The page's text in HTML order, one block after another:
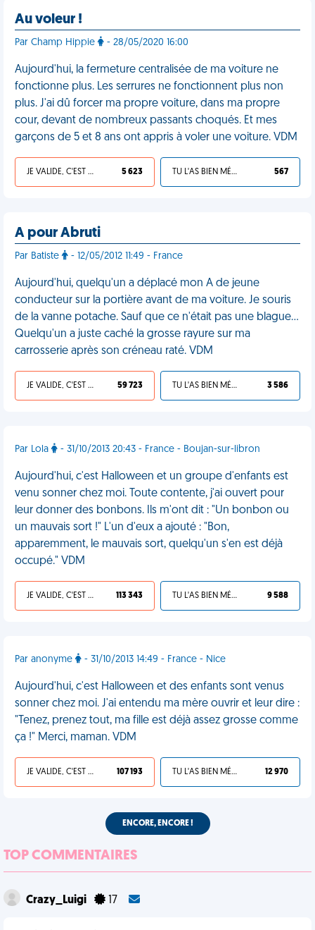
Au voleur !
Par Champ Hippie - 28/05/2020 16:00
Aujourd'hui, la fermeture centralisée de ma voiture ne
fonctionne plus. Les serrures ne fonctionnent plus non
plus. J'ai dû forcer ma propre voiture, dans ma propre
cour, devant de nombreux passants choqués. Et mes
garçons de 5 et 8 ans ont appris à voler une voiture. VDM
JE VALIDE, C'EST UNE VDM 5 623 TU L'AS BIEN MÉRITÉ 567
A pour Abruti
Par Batiste - 12/05/2012 11:49 - France
Aujourd'hui, quelqu'un a déplacé mon A de jeune
conducteur sur la portière avant de ma voiture. Je souris
de la vanne potache. Sauf que ce n'était pas une blague...
Quelqu'un a juste caché la grosse rayure sur ma
carrosserie après son créneau raté. VDM
JE VALIDE, C'EST UNE VDM 59 723 TU L'AS BIEN MÉRITÉ 3 586
Par Lola - 31/10/2013 20:43 - France - Boujan-sur-libron
Aujourd'hui, c'est Halloween et un groupe d'enfants est
venu sonner chez moi. Toute contente, j'ai ouvert pour
leur donner des bonbons. Ils m'ont dit : "Un bonbon ou
un mauvais sort !" L'un d'eux a ajouté : "Bon,
apparemment, le mauvais sort, quelqu'un s'en est déjà
occupé." VDM
JE VALIDE, C'EST UNE VDM 113 343 TU L'AS BIEN MÉRITÉ 9 588
Par anonyme - 31/10/2013 14:49 - France - Nice
Aujourd'hui, c'est Halloween et des enfants sont venus
sonner chez moi. J'ai entendu ma mère ouvrir et leur dire :
"Tenez, prenez tout, ma fille est déjà assez grosse comme
ça !" Merci, maman. VDM
JE VALIDE, C'EST UNE VDM 107 193 TU L'AS BIEN MÉRITÉ 12 970
ENCORE, ENCORE !
TOP COMMENTAIRES
Crazy_Luigi 17